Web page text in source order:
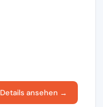
Details ansehen →